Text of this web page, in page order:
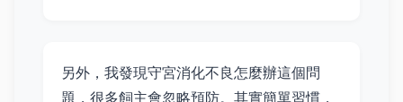
另外，我發現守宮消化不良怎麼辦這個問
題，很多飼主會忽略預防。其實簡單習慣，